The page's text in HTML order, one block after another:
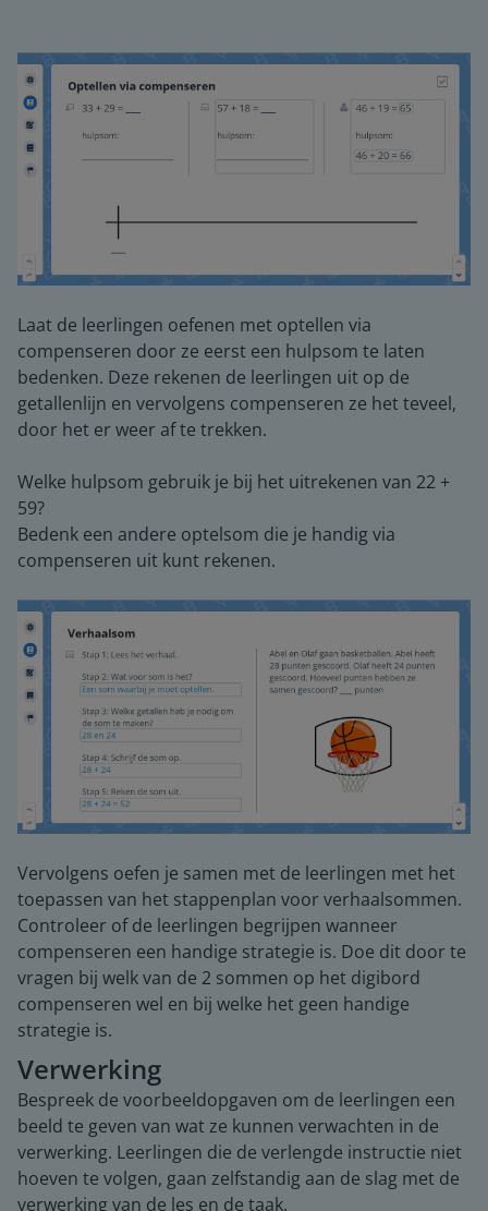
Laat de leerlingen oefenen met optellen via
compenseren door ze eerst een hulpsom te laten
bedenken. Deze rekenen de leerlingen uit op de
getallenlijn en vervolgens compenseren ze het teveel,
door het er weer af te trekken.
Welke hulpsom gebruik je bij het uitrekenen van 22 +
59?
Bedenk een andere optelsom die je handig via
compenseren uit kunt rekenen.
Vervolgens oefen je samen met de leerlingen met het
toepassen van het stappenplan voor verhaalsommen.
Controleer of de leerlingen begrijpen wanneer
compenseren een handige strategie is. Doe dit door te
vragen bij welk van de 2 sommen op het digibord
compenseren wel en bij welke het geen handige
strategie is.
Verwerking
Bespreek de voorbeeldopgaven om de leerlingen een
beeld te geven van wat ze kunnen verwachten in de
verwerking. Leerlingen die de verlengde instructie niet
hoeven te volgen, gaan zelfstandig aan de slag met de
verwerking van de les en de taak.